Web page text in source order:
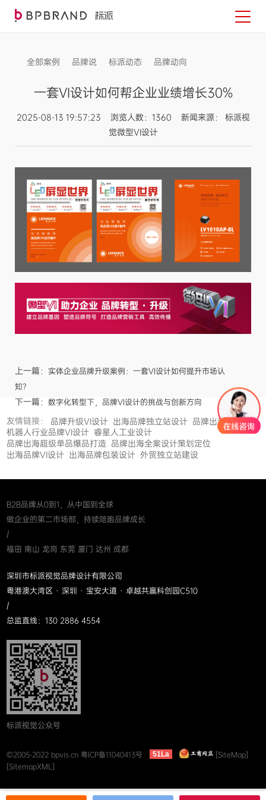
全部案例 品牌说 标派动态 品牌动向
一套VI设计如何帮企业业绩增长30%
2025-08-13 19:57:23 浏览人数：1360 新闻来源： 标派视
觉微型VI设计
上一篇： 实体企业品牌升级案例：一套VI设计如何提升市场认
知？
下一篇： 数字化转型下，品牌VI设计的挑战与创新方向
友情链接： 品牌升级VI设计 出海品牌独立站设计 品牌出海
机器人行业品牌VI设计 睿星人工业设计
品牌出海超级单品爆品打造 品牌出海全案设计策划定位
出海品牌VI设计 出海品牌包装设计 外贸独立站建设
B2B品牌从0到1，从中国到全球
做企业的第二市场部，持续陪跑品牌成长
/
福田 南山 龙岗 东莞 厦门 达州 成都
深圳市标派视觉品牌设计有限公司
粤港澳大湾区 · 深圳 · 宝安大道 · 卓越共赢科创园C510
/
总监直线：130 2886 4554
标派视觉公众号
©2005-2022 bpvis.cn 粤ICP备11040413号 51La
[SiteMap]
[SitemapXML]